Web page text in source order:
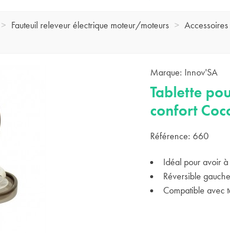
Payez en 3 ou 4 fois SANS FRAIS à partir
€
> Fauteuil releveur électrique moteur/moteurs >
Marque: Innov'SA
Tablette
confort
Référence: 660
Idéal pour avoir
Réversible
Compatible avec